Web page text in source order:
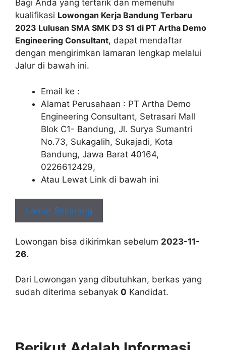
Bagi Anda yang tertarik dan memenuhi
kualifikasi Lowongan Kerja Bandung Terbaru
2023 Lulusan SMA SMK D3 S1 di PT Artha Demo
Engineering Consultant, dapat mendaftar
dengan mengirimkan lamaran lengkap melalui
Jalur di bawah ini.
Email ke :
Alamat Perusahaan : PT Artha Demo
Engineering Consultant, Setrasari Mall
Blok C1- Bandung, Jl. Surya Sumantri
No.73, Sukagalih, Sukajadi, Kota
Bandung, Jawa Barat 40164,
0226612429,
Atau Lewat Link di bawah ini
Lamar Sekarang
Lowongan bisa dikirimkan sebelum 2023-11-
26.
Dari Lowongan yang dibutuhkan, berkas yang
sudah diterima sebanyak 0 Kandidat.